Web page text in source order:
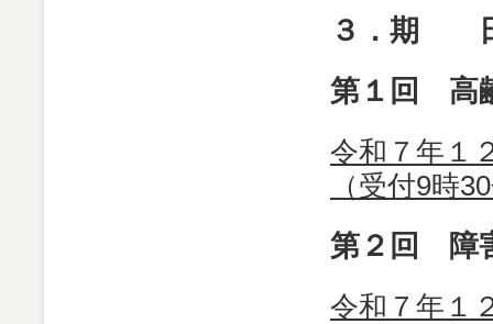
３．期
第１回 高
令和７年１
（受付9時
第２回 障
令和７年１